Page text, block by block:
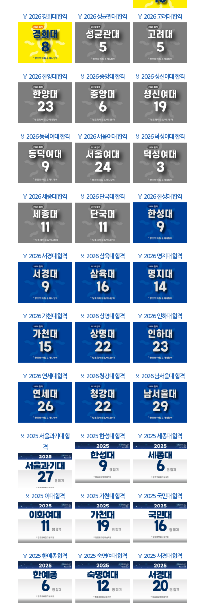
🏅 2026 경희대 합격 🏅 2026 성균관대 합격 🏅 2026 고려대 합격
🏅 2026 한양대 합격 🏅 2026 중앙대 합격 🏅 2026 성신여대 합격
🏅 2026 동덕여대 합격 🏅 2026 서울여대 합격 🏅 2026 덕성여대 합격
🏅 2026 세종대 합격 🏅 2026 단국대 합격 🏅 2026 한성대 합격
🏅 2026 서경대 합격 🏅 2026 삼육대 합격 🏅 2026 명지대 합격
🏅 2026 가천대 합격 🏅 2026 상명대 합격 🏅 2026 인하대 합격
🏅 2026 연세대 합격 🏅 2026 청강대 합격 🏅 2026 남서울대 합격
🏅 2025 서울과기대 합
격
🏅 2025 한성대 합격 🏅 2025 세종대 합격
🏅 2025 이대 합격 🏅 2025 가천대 합격 🏅 2025 국민대 합격
🏅 2025 한예종 합격 🏅 2025 숙명여대 합격 🏅 2025 서경대 합격